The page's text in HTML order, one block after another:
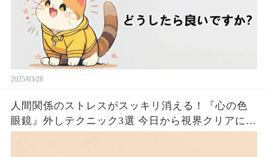
2025/03/28
人間関係のストレスがスッキリ消える！『心の色
眼鏡』外しテクニック3選 今日から視界クリアにな